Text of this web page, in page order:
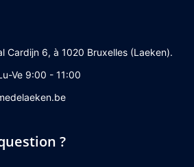
Cardijn 6, à 1020 Bruxelles (Laeken).
Ve 9:00 - 11:00
?